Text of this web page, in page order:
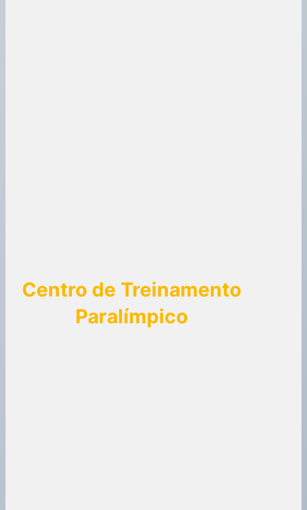
Centro de Treinamento
Paralímpico